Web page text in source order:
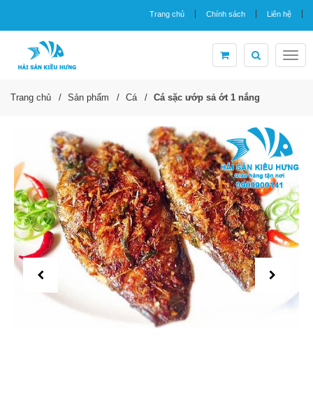
Trang chủ Chính sách Liên hệ
Trang chủ Sản phẩm Cá Cá sặc ướp sả ớt 1 nắng